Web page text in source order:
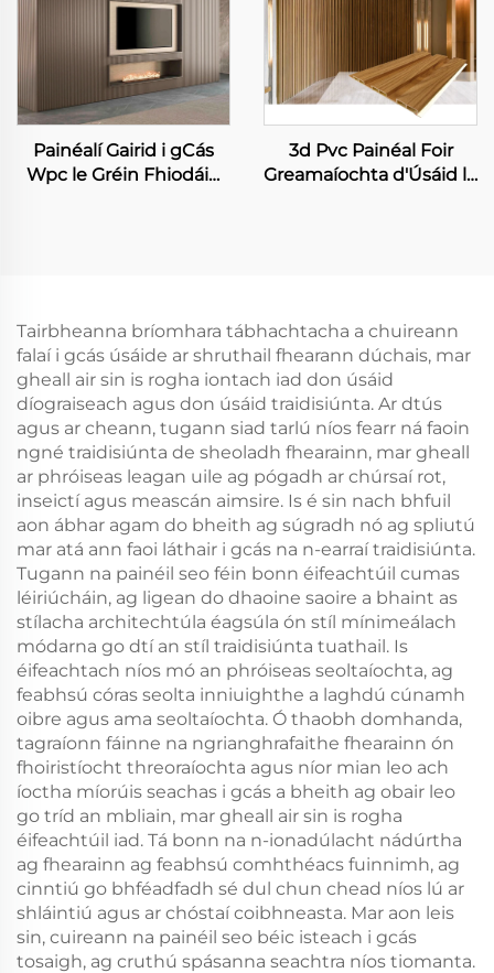
Díospóireachta
Painéalí Gairid i gCás
Wpc le Gréin Fhiodáin
3d Pvc Painéal Foir
Greamaíochta d'Úsáid le
Tairbheanna bríomhara tábhachtacha a chuireann
falaí i gcás úsáide ar shruthail fhearann dúchais, mar
gheall air sin is rogha iontach iad don úsáid
díograiseach agus don úsáid traidisiúnta. Ar dtús
agus ar cheann, tugann siad tarlú níos fearr ná faoin
ngné traidisiúnta de sheoladh fhearainn, mar gheall
ar phróiseas leagan uile ag pógadh ar chúrsaí rot,
inseictí agus meascán aimsire. Is é sin nach bhfuil
aon ábhar agam do bheith ag súgradh nó ag spliutú
mar atá ann faoi láthair i gcás na n-earraí traidisiúnta.
Tugann na painéil seo féin bonn éifeachtúil cumas
léiriúcháin, ag ligean do dhaoine saoire a bhaint as
stílacha architechtúla éagsúla ón stíl mínimeálach
módarna go dtí an stíl traidisiúnta tuathail. Is
éifeachtach níos mó an phróiseas seoltaíochta, ag
feabhsú córas seolta inniuighthe a laghdú cúnamh
oibre agus ama seoltaíochta. Ó thaobh domhanda,
tagraíonn fáinne na ngrianghrafaithe fhearainn ón
fhoiristíocht threoraíochta agus níor mian leo ach
íoctha míorúis seachas i gcás a bheith ag obair leo
go tríd an mbliain, mar gheall air sin is rogha
éifeachtúil iad. Tá bonn na n-ionadúlacht nádúrtha
ag fhearainn ag feabhsú comhthéacs fuinnimh, ag
cinntiú go bhféadfadh sé dul chun chead níos lú ar
shláintiú agus ar chóstaí coibhneasta. Mar aon leis
sin, cuireann na painéil seo béic isteach i gcás
tosaigh, ag cruthú spásanna seachtra níos tiomanta.